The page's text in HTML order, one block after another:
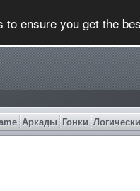
ensure you get the
Аркады Гонки